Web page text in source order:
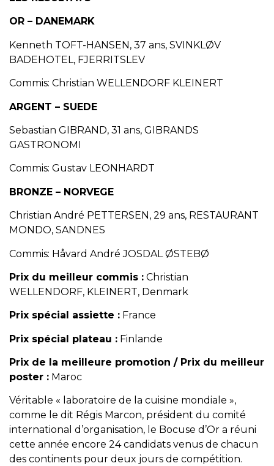
OR – DANEMARK
Kenneth TOFT-HANSEN, 37 ans, SVINKLØV
BADEHOTEL, FJERRITSLEV
Commis: Christian WELLENDORF KLEINERT
ARGENT – SUEDE
Sebastian GIBRAND, 31 ans, GIBRANDS
GASTRONOMI
Commis: Gustav LEONHARDT
BRONZE – NORVEGE
Christian André PETTERSEN, 29 ans, RESTAURANT
MONDO, SANDNES
Commis: Håvard André JOSDAL ØSTEBØ
Prix du meilleur commis : Christian
WELLENDORF, KLEINERT, Denmark
Prix spécial assiette : France
Prix spécial plateau : Finlande
Prix de la meilleure promotion / Prix du meilleur
poster : Maroc
Véritable « laboratoire de la cuisine mondiale »,
comme le dit Régis Marcon, président du comité
international d’organisation, le Bocuse d’Or a réuni
cette année encore 24 candidats venus de chacun
des continents pour deux jours de compétition.